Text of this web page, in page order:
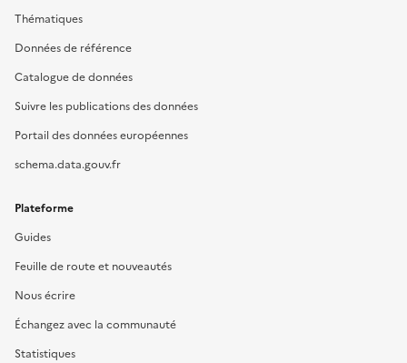
Thématiques
Données de référence
Catalogue de données
Suivre les publications des données
Portail des données européennes
schema.data.gouv.fr
Plateforme
Guides
Feuille de route et nouveautés
Nous écrire
Échangez avec la communauté
Statistiques